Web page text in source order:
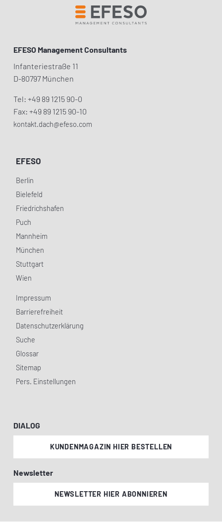
EFESO Management Consultants
Infanteriestraße 11
D-80797 München
Tel: +49 89 1215 90-0
Fax: +49 89 1215 90-10
kontakt.dach@efeso.com
EFESO
Berlin
Bielefeld
Friedrichshafen
Puch
Mannheim
München
Stuttgart
Wien
Impressum
Barrierefreiheit
Datenschutzerklärung
Suche
Glossar
Sitemap
Pers. Einstellungen
DIALOG
KUNDENMAGAZIN HIER BESTELLEN
Newsletter
NEWSLETTER HIER ABONNIEREN